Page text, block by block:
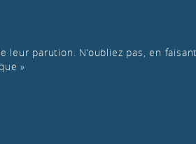
parution. N’oubliez pas, en
»